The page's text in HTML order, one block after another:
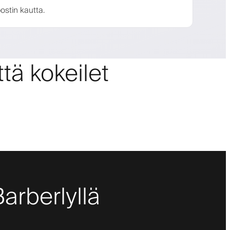
kautta.
kokeilet